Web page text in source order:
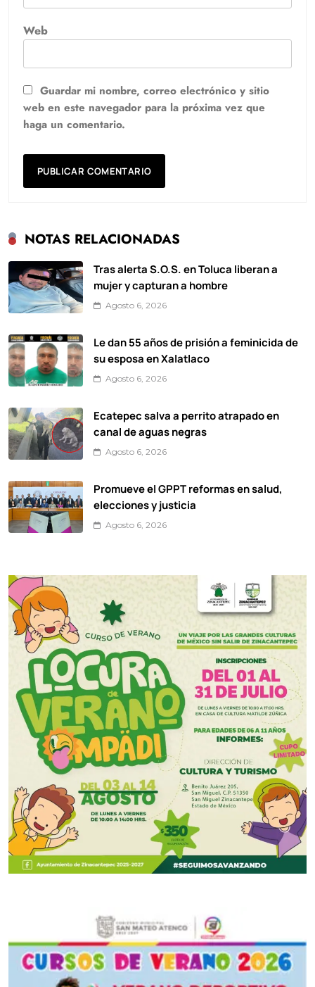
Web
Guardar mi nombre, correo electrónico y sitio
web en este navegador para la próxima vez que
haga un comentario.
NOTAS RELACIONADAS
Tras alerta S.O.S. en Toluca liberan a
mujer y capturan a hombre
Agosto 6, 2026
Le dan 55 años de prisión a feminicida de
su esposa en Xalatlaco
Agosto 6, 2026
Ecatepec salva a perrito atrapado en
canal de aguas negras
Agosto 6, 2026
Promueve el GPPT reformas en salud,
elecciones y justicia
Agosto 6, 2026